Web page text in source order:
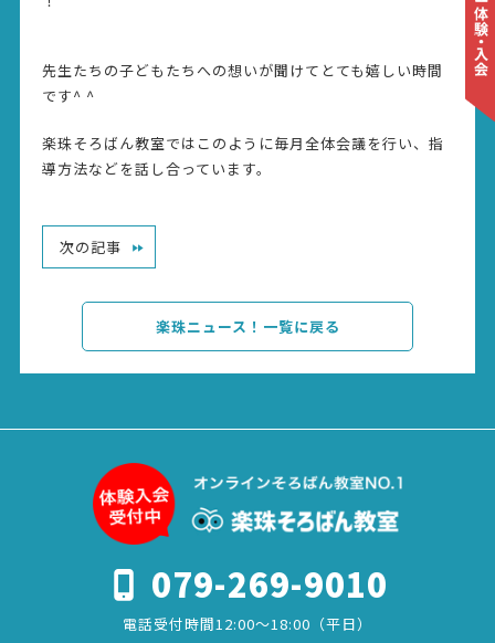
先生たちの子どもたちへの想いが聞けてとても嬉しい時間
です^ ^
楽珠そろばん教室ではこのように毎月全体会議を行い、指
導方法などを話し合っています。
次の記事
楽珠ニュース！一覧に戻る
079-269-9010
電話受付時間12:00～18:00（平日）